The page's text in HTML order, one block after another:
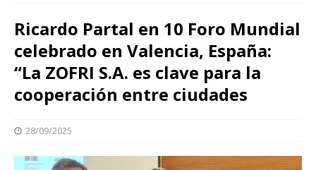
Ricardo Partal en 10 Foro Mundial
celebrado en Valencia, España:
“La ZOFRI S.A. es clave para la
cooperación entre ciudades
28/09/2025